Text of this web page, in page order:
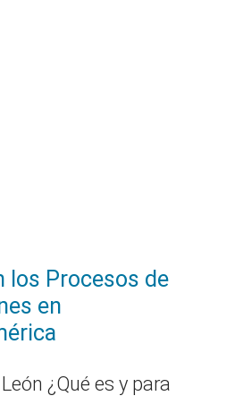
los Procesos de
en
¿Qué es y para